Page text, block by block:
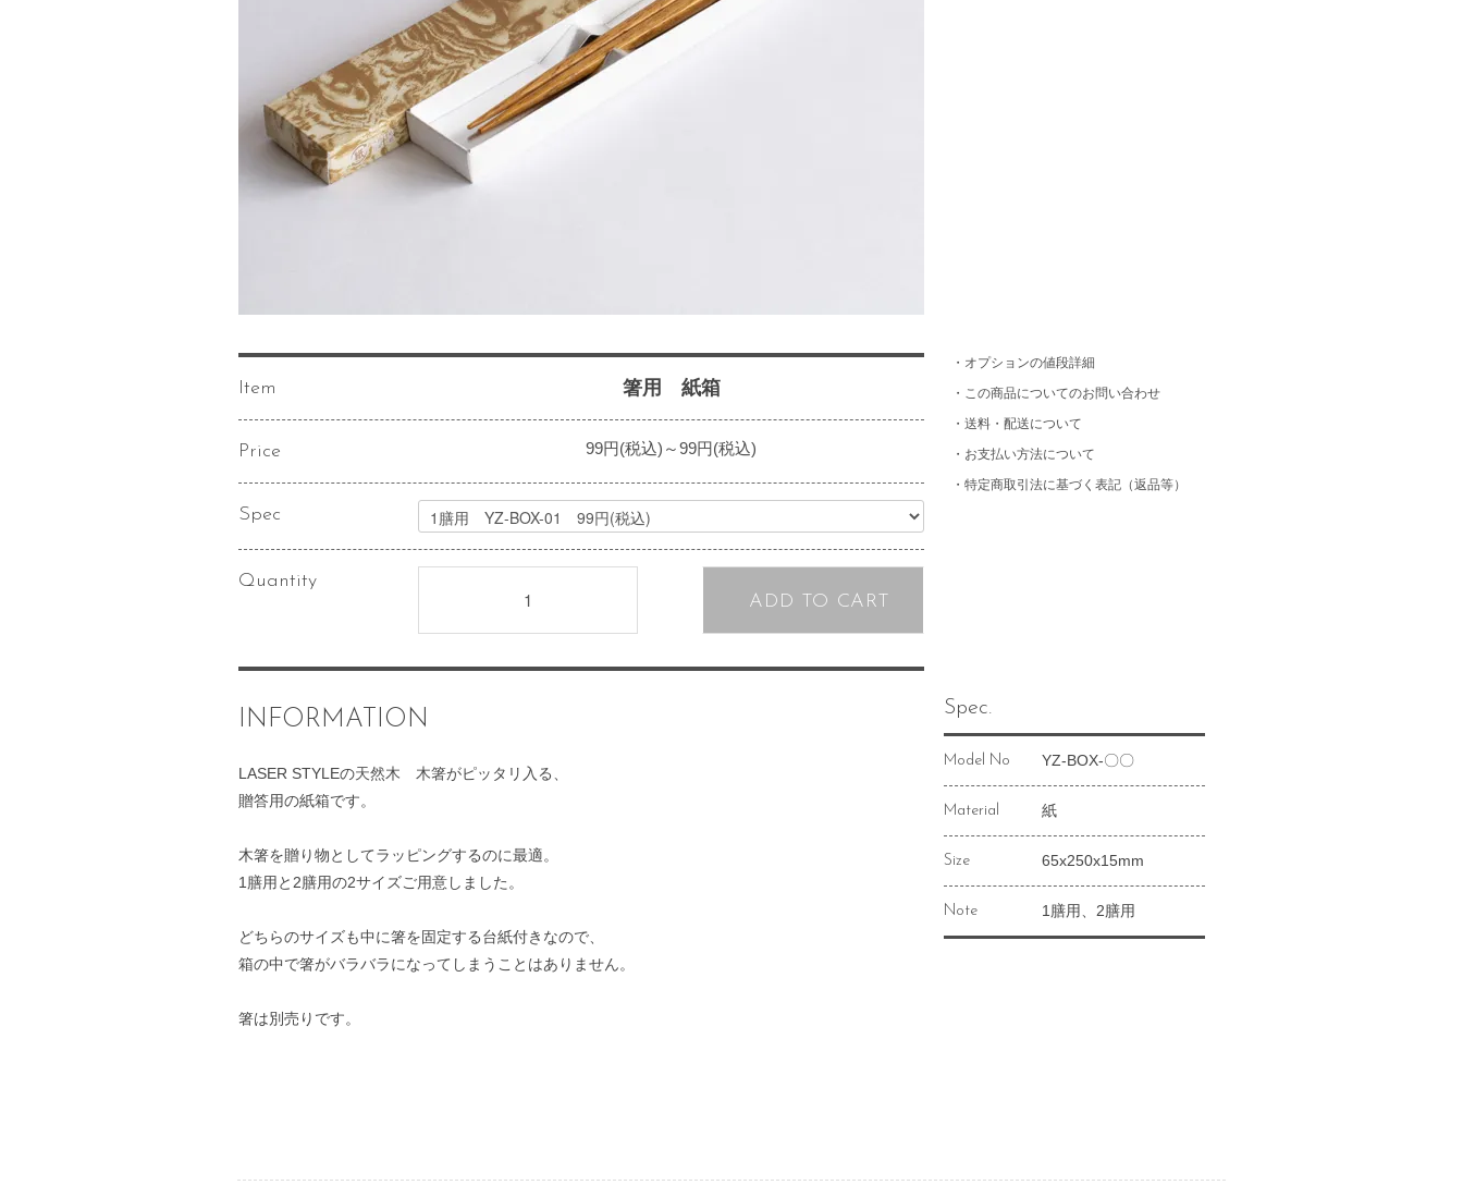
Item 箸用 紙箱
Price 99円(税込)～99円(税込)
Spec
Quantity
ADD TO CART
・ オプションの値段詳細
・ この商品についてのお問い合わせ
・ 送料・配送について
・ お支払い方法について
・ 特定商取引法に基づく表記（返品等）
INFORMATION
LASER STYLEの天然木 木箸がピッタリ入る、
贈答用の紙箱です。
木箸を贈り物としてラッピングするのに最適。
1膳用と2膳用の2サイズご用意しました。
どちらのサイズも中に箸を固定する台紙付きなので、
箱の中で箸がバラバラになってしまうことはありません。
箸は別売りです。
Spec.
Model No YZ-BOX-〇〇
Material 紙
Size 65x250x15mm
Note 1膳用、2膳用